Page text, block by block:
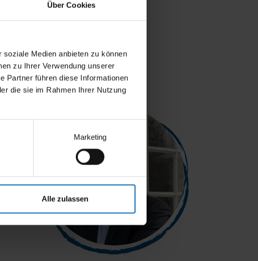
Über Cookies
Medien anbieten zu können
zu Ihrer Verwendung unserer
Partner führen diese Informationen
die sie im Rahmen Ihrer Nutzung
Marketing
Alle zulassen